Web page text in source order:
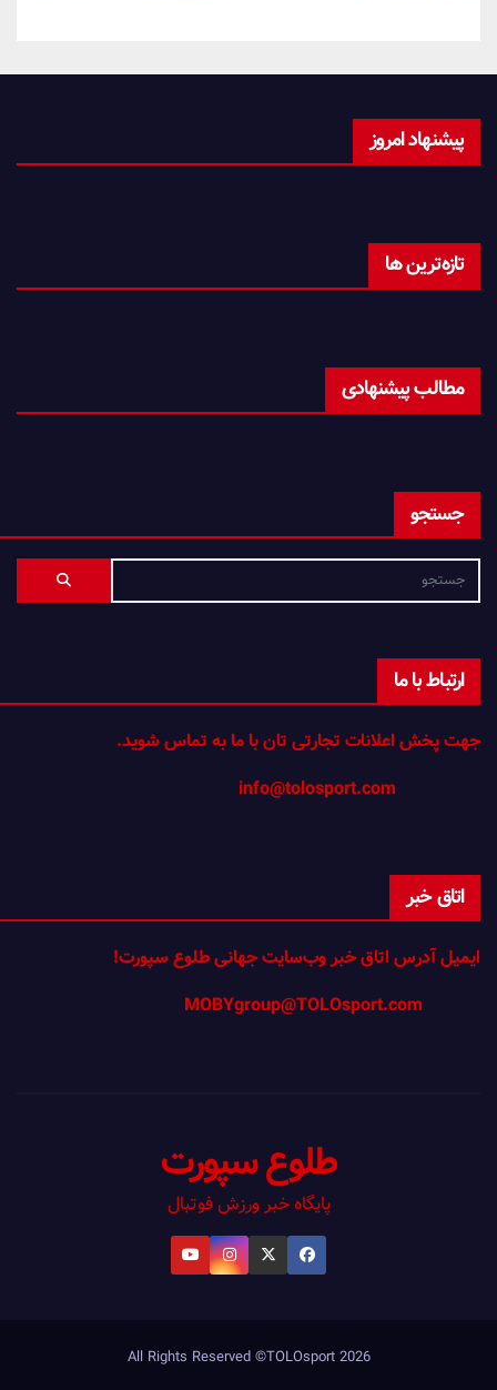
پیشنهاد امروز
تازه‌ترین ها
مطالب پیشنهادی
جستجو
ارتباط با ما
جهت پخش اعلانات تجارتی تان با ما به تماس شوید.
اتاق خبر
ایمیل آدرس اتاق خبر وب‌سایت جهانی طلوع سپورت!
طلوع سپورت
پایگاه خبر ورزش فوتبال
All Rights Reserved ©TOLOsport 2026